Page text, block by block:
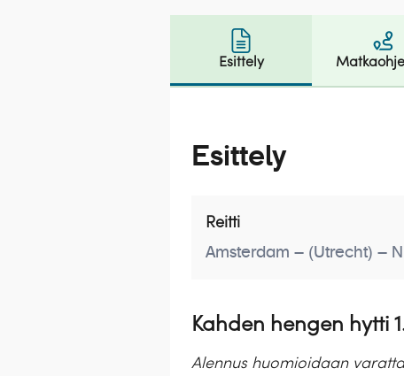
Esittely
Esittely
Reitti
Amsterdam – (Utrecht) –
Kahden hengen hytti
Alennus huomioidaan